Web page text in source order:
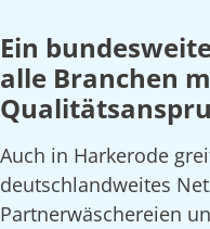
Ein
alle Branchen
Auch in Harkerode
deutschlandweites
Partnerwäschereien